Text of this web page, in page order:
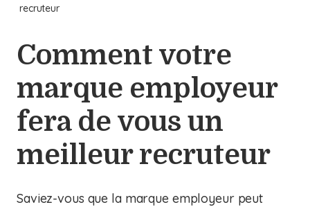
recruteur
Comment votre
marque employeur
fera de vous un
meilleur recruteur
Saviez-vous que la marque employeur peut